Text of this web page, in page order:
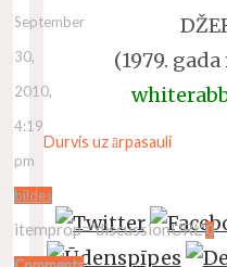
(1979.
Durvis uz ārpasauli
September
30,
2010,
4:19
pm
bildes
itemprop="discussionURL"0